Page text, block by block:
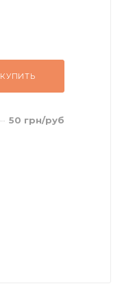
КУПИТЬ
50 грн/руб